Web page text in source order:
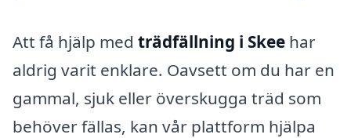
Att få hjälp med trädfällning i Skee har
aldrig varit enklare. Oavsett om du har en
gammal, sjuk eller överskugga träd som
behöver fällas, kan vår plattform hjälpa